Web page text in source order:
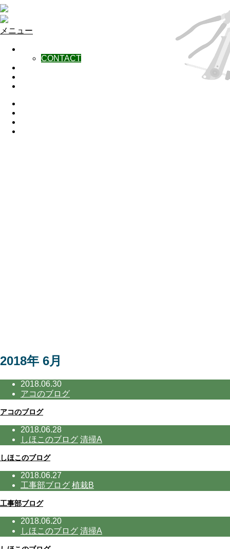
メニュー
CONTACT
2018年 6月
2018.06.30
アコのブログ
アコのブログ
2018.06.28
しほこのブログ 清掃A
しほこのブログ
2018.06.27
工事部ブログ 植栽B
工事部ブログ
2018.06.20
しほこのブログ 清掃A